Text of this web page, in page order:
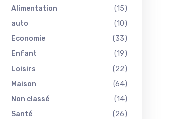
Alimentation
(15)
auto
(10)
Economie
(33)
Enfant
(19)
Loisirs
(22)
Maison
(64)
Non classé
(14)
Santé
(26)